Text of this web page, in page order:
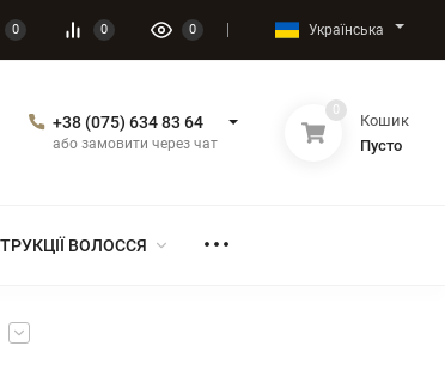
0 0 0 Українська
+38 (075) 634 83 64
або замовити через чат
0
Кошик
Пусто
ВОЛОССЯ